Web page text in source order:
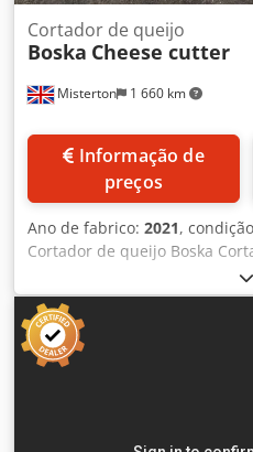
Misterton 1 660 km
Cortador de queijo
Boska Cheese cutter
preços
Ano de fabrico: 2021,
Cortador de queijo Boska
aço inoxidável, corta em
Dwodpfjxru Tysx Apwoa